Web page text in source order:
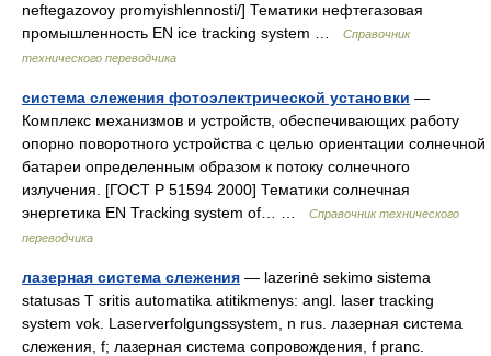
neftegazovoy promyishlennosti/] Тематики нефтегазовая
промышленность EN ice tracking system …
Справочник
технического переводчика
система слежения фотоэлектрической установки —
Комплекс механизмов и устройств, обеспечивающих работу
опорно поворотного устройства с целью ориентации солнечной
батареи определенным образом к потоку солнечного
излучения. [ГОСТ Р 51594 2000] Тематики солнечная
энергетика EN Tracking system of… …
Справочник технического
переводчика
лазерная система слежения — lazerinė sekimo sistema
statusas T sritis automatika atitikmenys: angl. laser tracking
system vok. Laserverfolgungssystem, n rus. лазерная система
слежения, f; лазерная система сопровождения, f pranc.